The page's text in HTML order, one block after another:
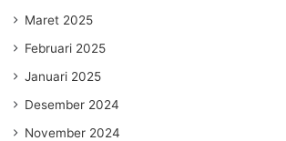
Maret 2025
Februari 2025
Januari 2025
Desember 2024
November 2024